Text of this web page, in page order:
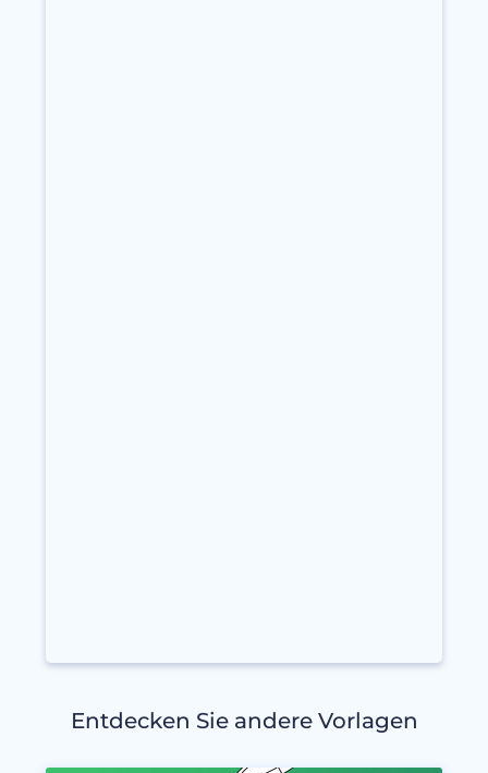
Entdecken Sie andere Vorlagen